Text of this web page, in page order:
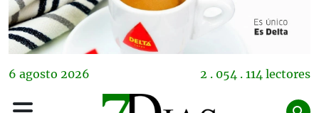
6 agosto 2026 2 . 054 . 114 lectores